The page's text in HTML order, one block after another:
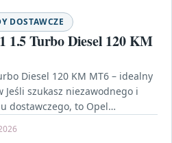
DOSTAWCZE
1.5 Turbo Diesel 120 KM
Diesel 120 KM MT6 – idealny
szukasz niezawodnego i
dostawczego, to Opel…